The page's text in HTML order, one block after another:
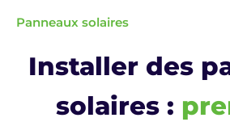
Panneaux solaires
Installer des
solaires :